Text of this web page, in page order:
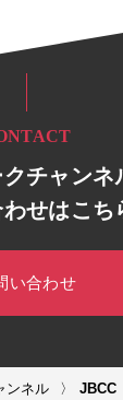
ンネル JBCC
チャンネ
せはこち
い合わせ